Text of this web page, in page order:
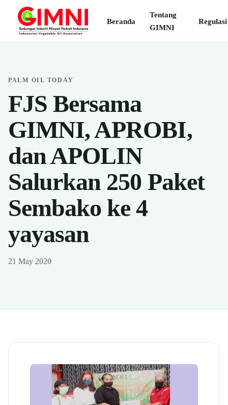
Beranda
Tentang
GIMNI
Regulasi
PALM OIL TODAY
FJS Bersama
GIMNI, APROBI,
dan APOLIN
Salurkan 250 Paket
Sembako ke 4
yayasan
21 May 2020